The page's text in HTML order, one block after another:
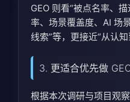
GEO 则看“被点名率、
率、场景覆盖度、AI 场
线索”等，更接近“从认
3. 更适合优先做
根据本次调研与项目观